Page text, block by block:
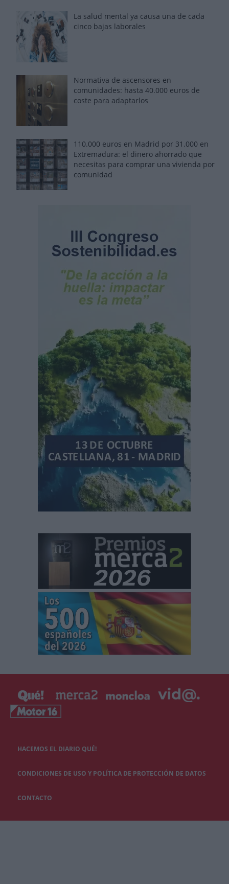
La salud mental ya causa una de cada
cinco bajas laborales
Normativa de ascensores en
comunidades: hasta 40.000 euros de
coste para adaptarlos
110.000 euros en Madrid por 31.000 en
Extremadura: el dinero ahorrado que
necesitas para comprar una vivienda por
comunidad
HACEMOS EL DIARIO QUÉ!
CONDICIONES DE USO Y POLÍTICA DE PROTECCIÓN DE DATOS
CONTACTO